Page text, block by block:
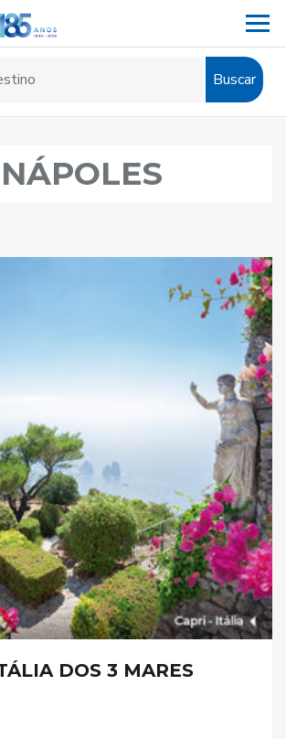
Buscar
NÁPOLES
DOS 3 MARES